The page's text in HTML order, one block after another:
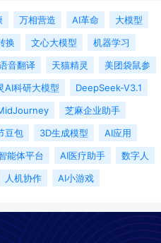
万相营造 AI革命
大模型
换‌ 文心大模型
机器学习
音翻译 天猫精灵
美团袋鼠参
AI科研大模型
DeepSeek-V3.1
芝麻企业助手
豆包 3D生成模型
AI应用
能体平台 AI医疗助手
数字人
人机协作 AI小游戏